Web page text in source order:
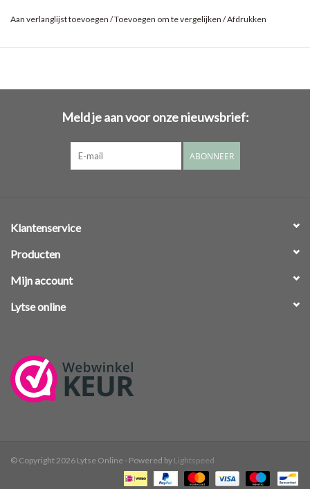
Aan verlanglijst toevoegen /Toevoegen om te vergelijken /Afdrukken
Meld je aan voor onze nieuwsbrief:
ABONNEER
Klantenservice
Producten
Mijn account
Lytse online
© Copyright 2026 Lytse Online - Powered by Lightspeed